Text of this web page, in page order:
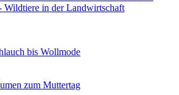
Wildtiere in der Landwirtschaft
bis Wollmode
zum Muttertag